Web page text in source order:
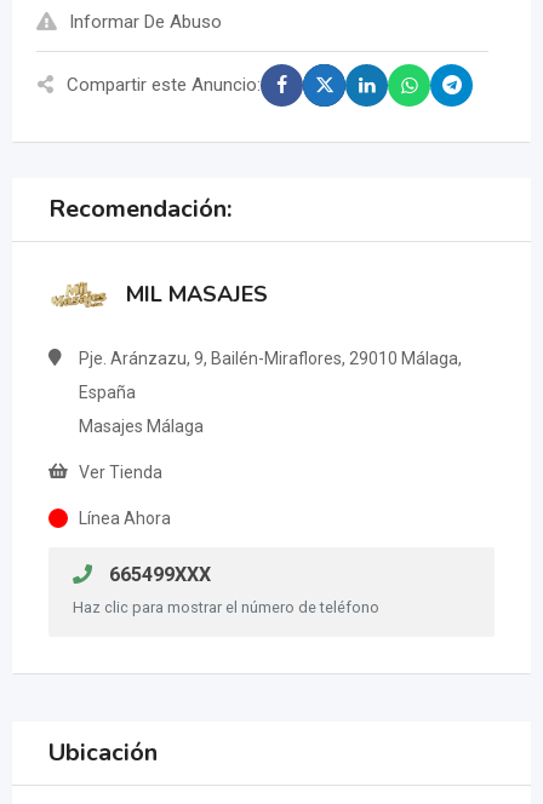
Informar De Abuso
Compartir este Anuncio:
Recomendación:
MIL MASAJES
Pje. Aránzazu, 9, Bailén-Miraflores, 29010 Málaga,
España
Masajes Málaga
Ver Tienda
Línea Ahora
665499XXX
Haz clic para mostrar el número de teléfono
Ubicación